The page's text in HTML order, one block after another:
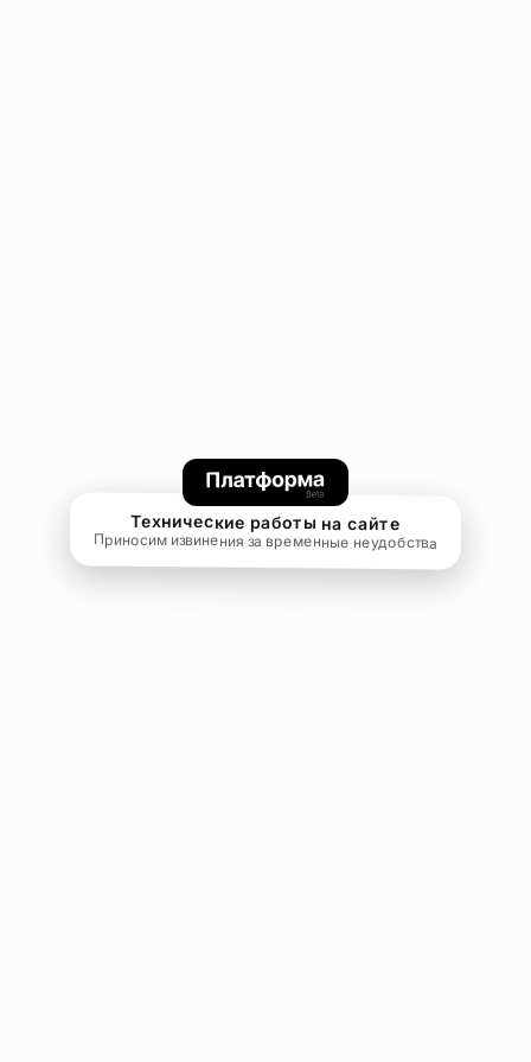
Технические работы на сайте
Приносим извинения за временные неудобства